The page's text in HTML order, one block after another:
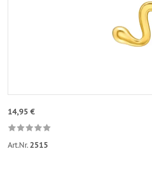
14,95 €
Art.Nr. 2515